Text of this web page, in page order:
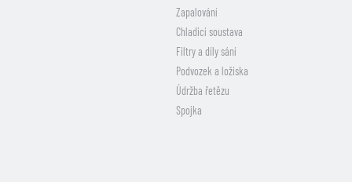
Zapalování
Chladicí soustava
Filtry a díly sání
Podvozek a ložiska
Údržba řetězu
Spojka